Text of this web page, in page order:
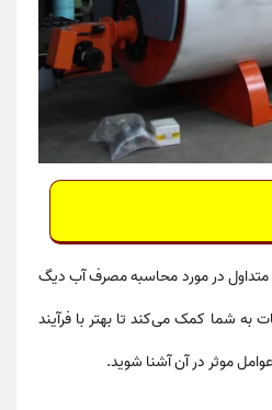
در موردمحاسبه مصرف آب دیگ
به شما کمک می‌کند تا بهتر با فرآیند
موثر در آن آشنا شوید.